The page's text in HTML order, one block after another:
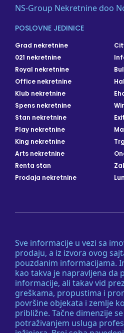
Sve informacije u vezi sa
prodaju, a iz izvora ovog
pouzdanim informacijama.
kao takva je napravljena da
informacije, ali takav vid
greškama, propustima i
površine objekata i zemlje
približne. Tačne dimenzije
potraživanjem usluga
NS-Group Nekretnine doo
POSLOVNE JEDINICE
Grad nekretnine
021 nekretnine
Royal nekretnine
Office nekretnine
Klub nekretnine
Spens nekretnine
Stan nekretnine
Play nekretnine
King nekretnine
Arts nekretnine
Renta stan
Prodaja nekretnine